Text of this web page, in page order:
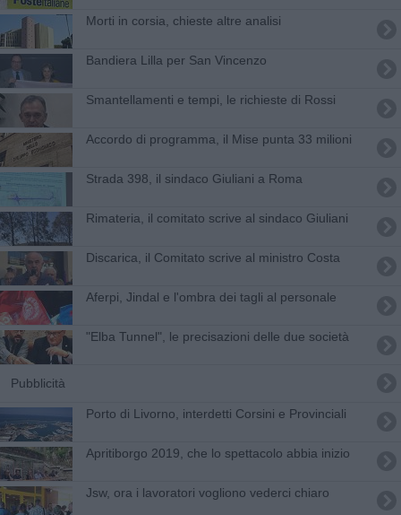
Morti in corsia, chieste altre analisi
Bandiera Lilla per San Vincenzo
Smantellamenti e tempi, le richieste di Rossi
Accordo di programma, il Mise punta 33 milioni
Strada 398, il sindaco Giuliani a Roma
Rimateria, il comitato scrive al sindaco Giuliani
Discarica, il Comitato scrive al ministro Costa
Aferpi, Jindal e l'ombra dei tagli al personale
"Elba Tunnel", le precisazioni delle due società
Pubblicità
Porto di Livorno, interdetti Corsini e Provinciali
Apritiborgo 2019, che lo spettacolo abbia inizio
Jsw, ora i lavoratori vogliono vederci chiaro